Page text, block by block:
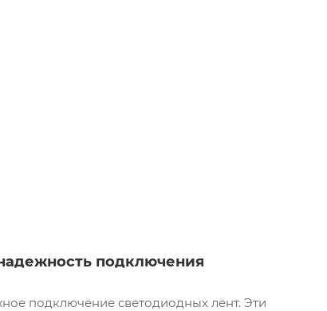
подключения
подключение светодиодных лент. Эти